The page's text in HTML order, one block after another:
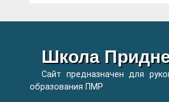
образования ПМР на
Школа
Сайт предназначен для
образования ПМР